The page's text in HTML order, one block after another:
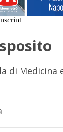
di Medicina